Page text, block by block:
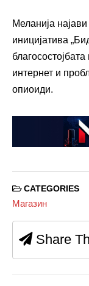
Меланија
иницијатива
интернет и
опиоиди.
CATEGORIES
Магазин
Share